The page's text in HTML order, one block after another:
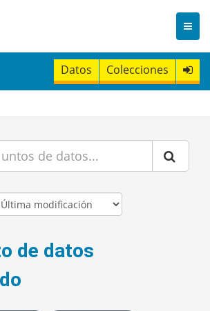
Datos Colecciones
de datos